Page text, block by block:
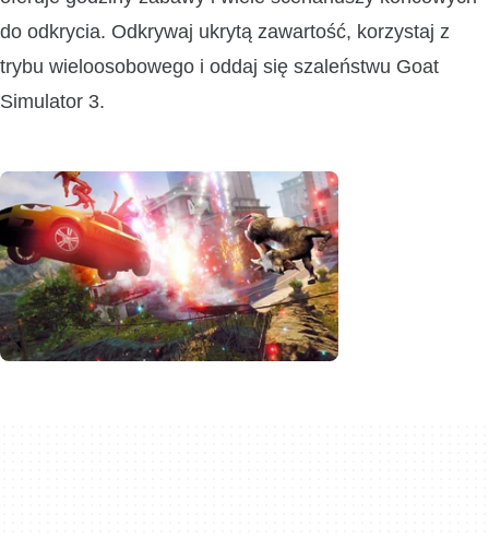
do odkrycia. Odkrywaj ukrytą zawartość, korzystaj z
trybu wieloosobowego i oddaj się szaleństwu Goat
Simulator 3.